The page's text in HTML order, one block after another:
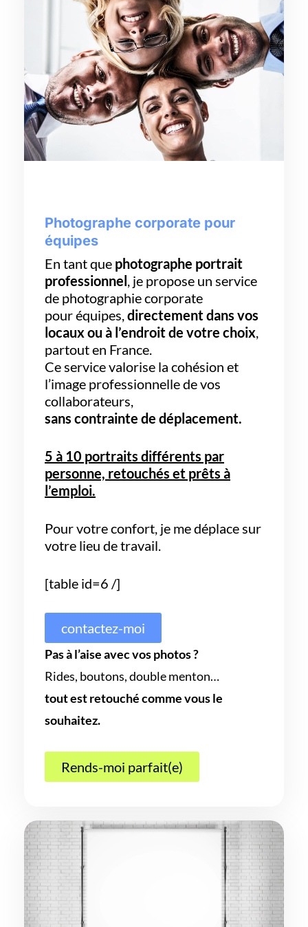
Photographe corporate pour
équipes
En tant que photographe portrait
professionnel , je propose un service
de photographie corporate
pour équipes, directement dans vos
locaux ou à l’endroit de votre choix
partout en France.
Ce service valorise la cohésion et
l’image professionnelle de vos
collaborateurs,
sans contrainte de déplacement.
5 à 10 portraits différents par
personne, retouchés et prêts à
l’emploi.
Pour votre confort, je me déplace sur
votre lieu de travail.
[table id=6 /]
contactez-moi
Pas à l’aise avec vos photos ?
Rides, boutons, double menton…
tout est retouché comme vous le
souhaitez.
Rends-moi parfait(e)